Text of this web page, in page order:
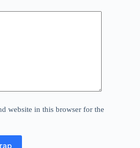
website in this browser for the